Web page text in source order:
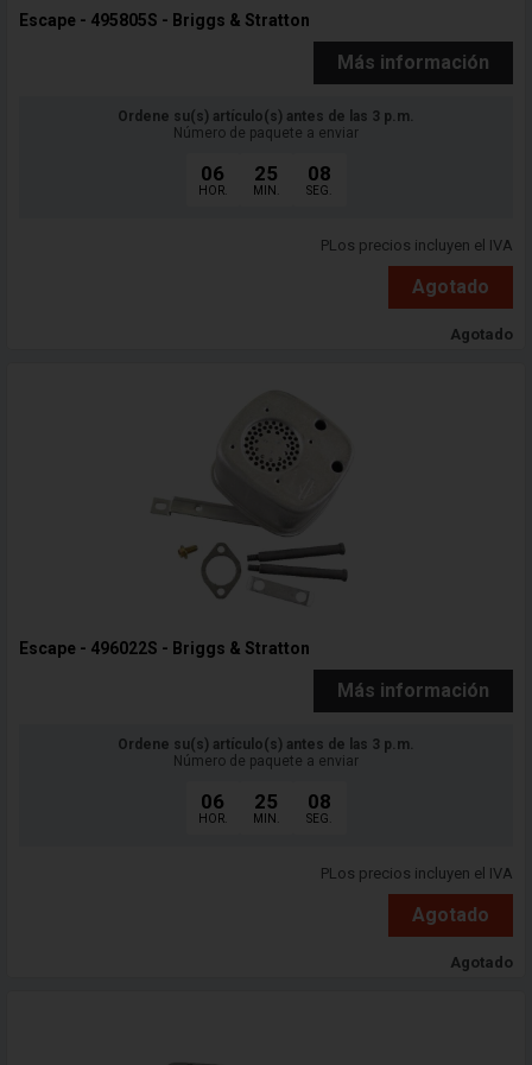
Escape - 495805S - Briggs & Stratton
Más información
Ordene su(s) artículo(s) antes de las 3 p.m.
Número de paquete a enviar
06
HOR.
25
MIN.
06
SEG.
PLos precios incluyen el IVA
Agotado
Agotado
Escape - 496022S - Briggs & Stratton
Más información
Ordene su(s) artículo(s) antes de las 3 p.m.
Número de paquete a enviar
06
HOR.
25
MIN.
06
SEG.
PLos precios incluyen el IVA
Agotado
Agotado